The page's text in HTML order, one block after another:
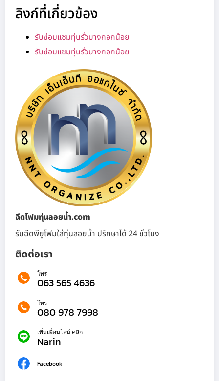
ลิงก์ที่เกี่ยวข้อง
รับซ่อมแซมทุ่นรั่วบางกอกน้อย
รับซ่อมแซมทุ่นรั่วบางกอกน้อย
ฉีดโฟมทุ่นลอยน้ำ.com
รับฉีดพียูโฟมใส่ทุ่นลอยน้ำ ปรึกษาได้ 24 ชั่วโมง
ติดต่อเรา
โทร
063 565 4636
โทร
080 978 7998
เพิ่มเพื่อนไลน์ คลิก
Narin
Facebook